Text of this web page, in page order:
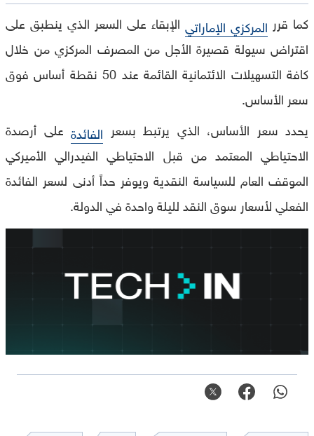
كما قرر المركزي الإماراتي الإبقاء على السعر الذي ينطبق على
اقتراض سيولة قصيرة الأجل من المصرف المركزي من خلال
كافة التسهيلات الائتمانية القائمة عند 50 نقطة أساس فوق
سعر الأساس.
يحدد سعر الأساس، الذي يرتبط بسعر الفائدة على أرصدة
الاحتياطي المعتمد من قبل الاحتياطي الفيدرالي الأميركي
الموقف العام للسياسة النقدية ويوفر حداً أدنى لسعر الفائدة
الفعلي لأسعار سوق النقد لليلة واحدة في الدولة.